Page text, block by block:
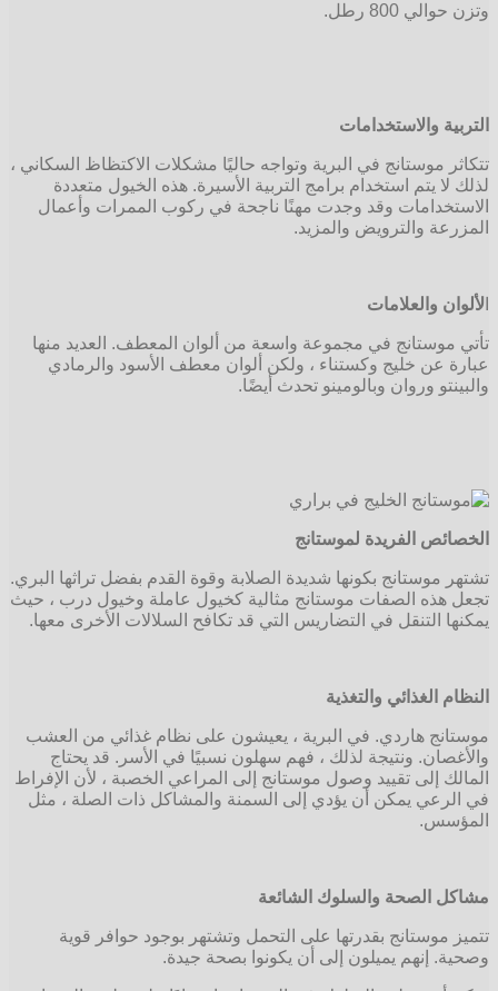
وتزن حوالي 800 رطل.
التربية والاستخدامات
تتكاثر موستانج في البرية وتواجه حاليًا مشكلات الاكتظاظ السكاني ،
لذلك لا يتم استخدام برامج التربية الأسيرة. هذه الخيول متعددة
الاستخدامات وقد وجدت مهنًا ناجحة في ركوب الممرات وأعمال
المزرعة والترويض والمزيد.
لألوان والعلامات
تأتي موستانج في مجموعة واسعة من ألوان المعطف. العديد منها
عبارة عن خليج وكستناء ، ولكن ألوان معطف الأسود والرمادي
والبينتو وروان وبالومينو تحدث أيضًا.
الخصائص الفريدة لموستانج
تشتهر موستانج بكونها شديدة الصلابة وقوة القدم بفضل تراثها البري.
تجعل هذه الصفات موستانج مثالية كخيول عاملة وخيول درب ، حيث
يمكنها التنقل في التضاريس التي قد تكافح السلالات الأخرى معها.
النظام الغذائي والتغذية
موستانج هاردي. في البرية ، يعيشون على نظام غذائي من العشب
والأغصان. ونتيجة لذلك ، فهم سهلون نسبيًا في الأسر. قد يحتاج
المالك إلى تقييد وصول موستانج إلى المراعي الخصبة ، لأن الإفراط
في الرعي يمكن أن يؤدي إلى السمنة والمشاكل ذات الصلة ، مثل
المؤسس.
مشاكل الصحة والسلوك الشائعة
تتميز موستانج بقدرتها على التحمل وتشتهر بوجود حوافر قوية
وصحية. إنهم يميلون إلى أن يكونوا بصحة جيدة.